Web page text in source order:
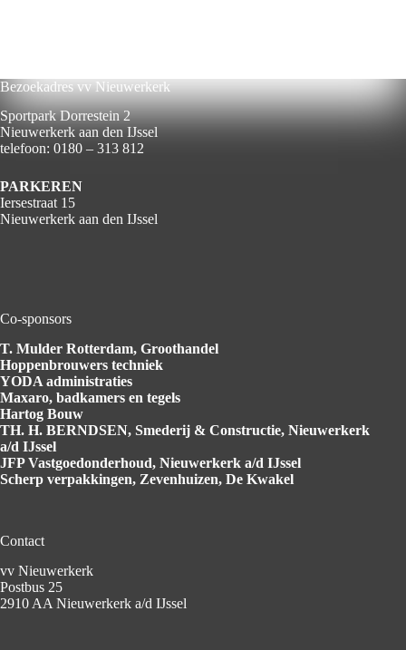
Bezoekadres vv Nieuwerkerk
Sportpark Dorrestein 2
Nieuwerkerk aan den IJssel
telefoon: 0180 – 313 812
PARKEREN
Iersestraat 15
Nieuwerkerk aan den IJssel
Co-sponsors
T. Mulder Rotterdam, Groothandel
Hoppenbrouwers techniek
YODA administraties
Maxaro, badkamers en tegels
Hartog Bouw
TH. H. BERNDSEN, Smederij & Constructie, Nieuwerkerk
a/d IJssel
JFP Vastgoedonderhoud, Nieuwerkerk a/d IJssel
Scherp verpakkingen, Zevenhuizen, De Kwakel
Contact
vv Nieuwerkerk
Postbus 25
2910 AA Nieuwerkerk a/d IJssel